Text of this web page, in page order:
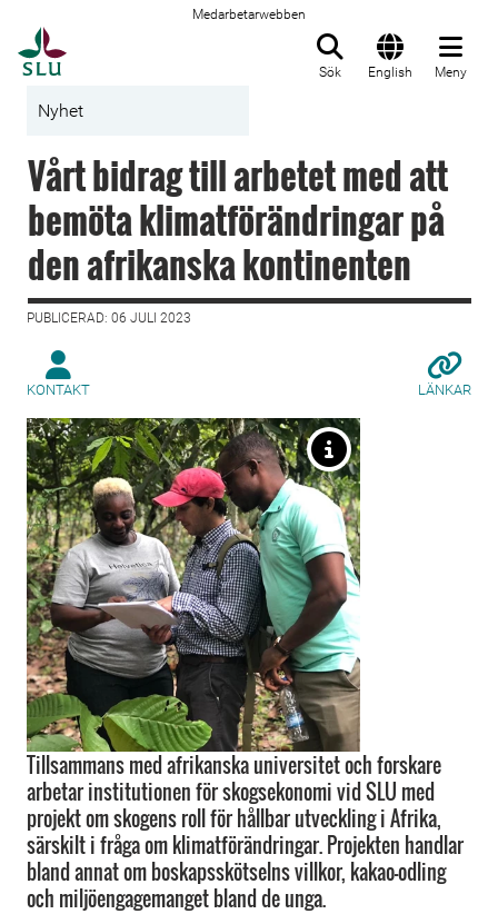
Medarbetarwebben
Sök English Meny
Nyhet
Vårt bidrag till arbetet med att
bemöta klimatförändringar på
den afrikanska kontinenten
PUBLICERAD: 06 JULI 2023
KONTAKT LÄNKAR
Tillsammans med afrikanska universitet och forskare
arbetar institutionen för skogsekonomi vid SLU med
projekt om skogens roll för hållbar utveckling i Afrika,
särskilt i fråga om klimatförändringar. Projekten handlar
bland annat om boskapsskötselns villkor, kakao-odling
och miljöengagemanget bland de unga.